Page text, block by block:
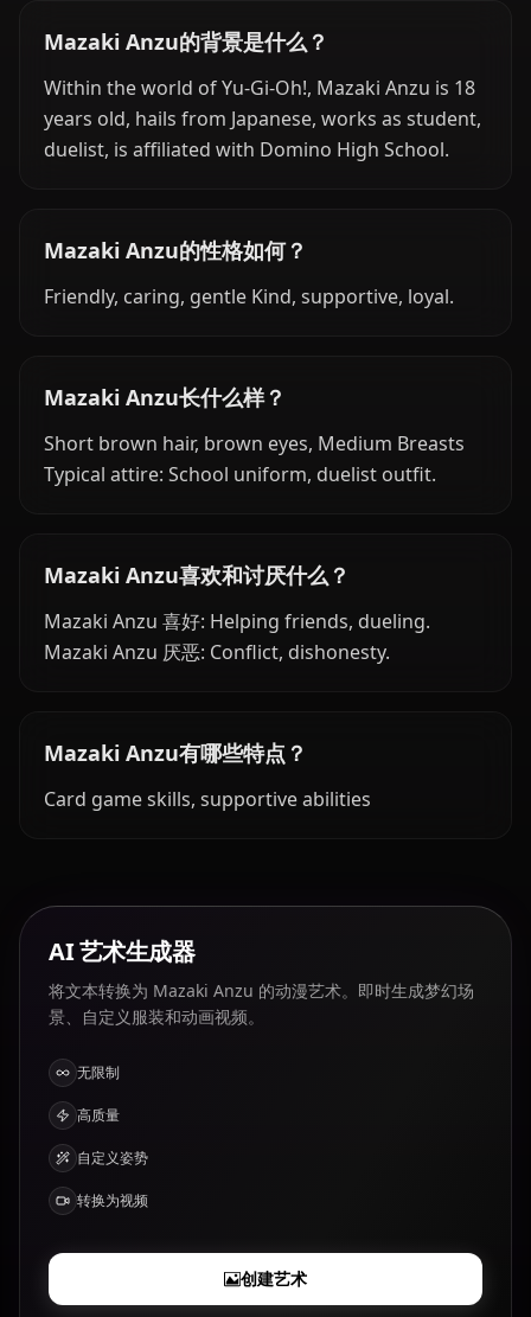
Mazaki Anzu的背景是什么？
Within the world of Yu-Gi-Oh!, Mazaki Anzu is 18
years old, hails from Japanese, works as student,
duelist, is affiliated with Domino High School.
Mazaki Anzu的性格如何？
Friendly, caring, gentle Kind, supportive, loyal.
Mazaki Anzu长什么样？
Short brown hair, brown eyes, Medium Breasts
Typical attire: School uniform, duelist outfit.
Mazaki Anzu喜欢和讨厌什么？
Mazaki Anzu 喜好: Helping friends, dueling.
Mazaki Anzu 厌恶: Conflict, dishonesty.
Mazaki Anzu有哪些特点？
Card game skills, supportive abilities
AI 艺术生成器
将文本转换为 Mazaki Anzu 的动漫艺术。即时生成梦幻场
景、自定义服装和动画视频。
无限制
高质量
自定义姿势
转换为视频
创建艺术